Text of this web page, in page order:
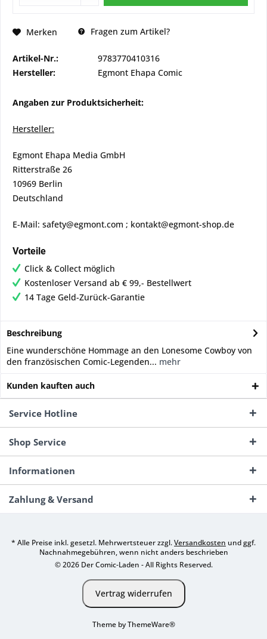
Merken Fragen zum Artikel?
Artikel-Nr.:
9783770410316
Hersteller:
Egmont Ehapa Comic
Angaben zur Produktsicherheit:
Hersteller:
Egmont Ehapa Media GmbH
Ritterstraße 26
10969 Berlin
Deutschland
E-Mail: safety@egmont.com ; kontakt@egmont-shop.de
Vorteile
Click & Collect möglich
Kostenloser Versand ab € 99,- Bestellwert
14 Tage Geld-Zurück-Garantie
Beschreibung
Eine wunderschöne Hommage an den Lonesome Cowboy von
den französischen Comic-Legenden... mehr
Kunden kauften auch
Service Hotline
Shop Service
Informationen
Zahlung & Versand
* Alle Preise inkl. gesetzl. Mehrwertsteuer zzgl.Versandkosten und ggf.
Nachnahmegebühren, wenn nicht anders beschrieben
© 2026 Der Comic-Laden - All Rights Reserved.
Vertrag widerrufen
Theme byThemeWare®